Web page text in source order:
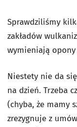
Sprawdziliśmy
zakładów
wymieniają
Niestety nie da
na dzień. Trzeba
(chyba, że mamy
zrezygnuje z